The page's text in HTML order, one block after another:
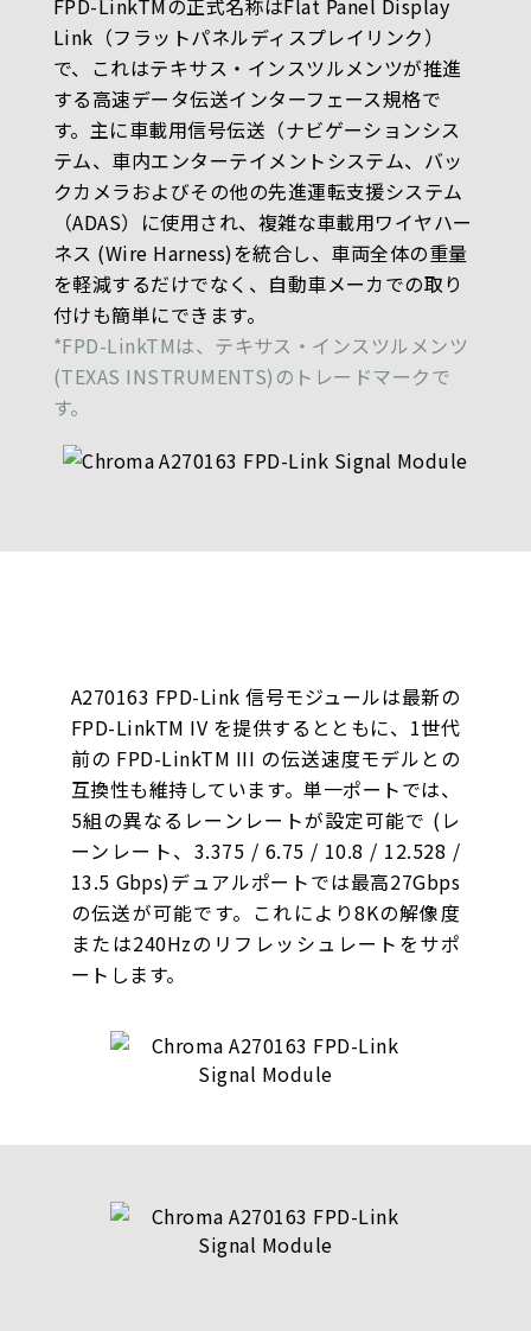
FPD-LinkTMの正式名称はFlat Panel Display
Link（フラットパネルディスプレイリンク）
で、これはテキサス・インスツルメンツが推進
する高速データ伝送インターフェース規格で
す。主に車載用信号伝送（ナビゲーションシス
テム、車内エンターテイメントシステム、バッ
クカメラおよびその他の先進運転支援システム
（ADAS）に使用され、複雑な車載用ワイヤハー
ネス (Wire Harness)を統合し、車両全体の重量
を軽減するだけでなく、自動車メーカでの取り
付けも簡単にできます。
*FPD-LinkTMは、テキサス・インスツルメンツ
(TEXAS INSTRUMENTS)のトレードマークで
す。
A270163 FPD-Link 信号モジュールは最新の
FPD-LinkTM IV を提供するとともに、1世代
前の FPD-LinkTM III の伝送速度モデルとの
互換性も維持しています。単一ポートでは、
5組の異なるレーンレートが設定可能で (レ
ーンレート、3.375 / 6.75 / 10.8 / 12.528 /
13.5 Gbps)デュアルポートでは最高27Gbps
の伝送が可能です。これにより8Kの解像度
または240Hzのリフレッシュレートをサポ
ートします。